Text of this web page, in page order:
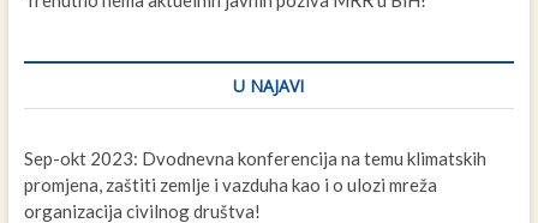
U NAJAVI
Sep-okt 2023: Dvodnevna konferencija na temu klimatskih
promjena, zaštiti zemlje i vazduha kao i o ulozi mreža
organizacija civilnog društva!